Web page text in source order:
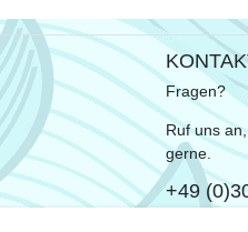
Fragen?
Ruf uns
gerne.
+49